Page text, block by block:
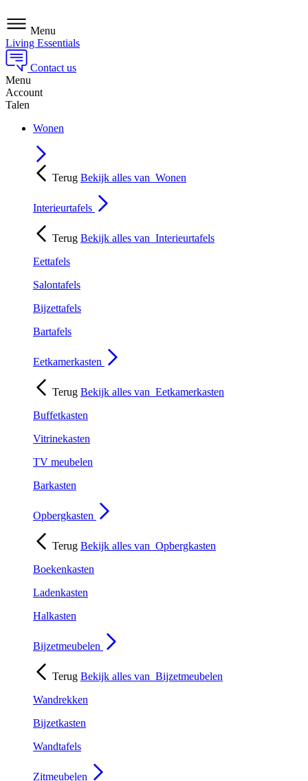
Menu
Living Essentials
Contact us
Menu
Account
Talen
Wonen
Terug Bekijk alles van Wonen
Interieurtafels
Terug Bekijk alles van Interieurtafels
Eettafels
Salontafels
Bijzettafels
Bartafels
Eetkamerkasten
Terug Bekijk alles van Eetkamerkasten
Buffetkasten
Vitrinekasten
TV meubelen
Barkasten
Opbergkasten
Terug Bekijk alles van Opbergkasten
Boekenkasten
Ladenkasten
Halkasten
Bijzetmeubelen
Terug Bekijk alles van Bijzetmeubelen
Wandrekken
Bijzetkasten
Wandtafels
Zitmeubelen